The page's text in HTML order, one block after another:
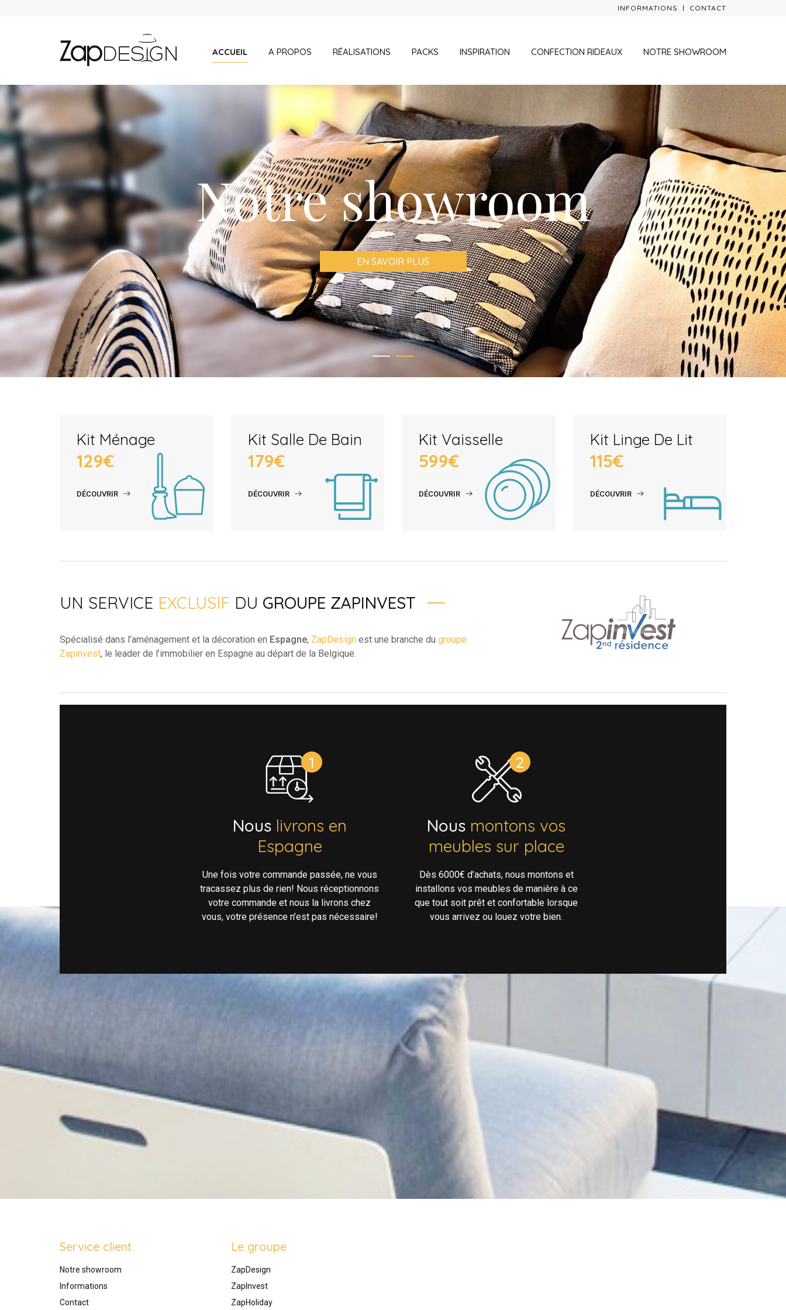
INFORMATIONS CONTACT
ACCUEIL A PROPOS RÉALISATIONS PACKS INSPIRATION CONFECTION RIDEAUX NOTRE SHOWROOM
Notre showroom
EN SAVOIR PLUS
Kit Ménage
129€
DÉCOUVRIR
Kit Salle De Bain
179€
DÉCOUVRIR
Kit Vaisselle
599€
DÉCOUVRIR
Kit Linge De Lit
115€
DÉCOUVRIR
UN SERVICE EXCLUSIF DU GROUPE ZAPINVEST
Spécialisé dans l’aménagement et la décoration en Espagne, ZapDesign est une branche du groupe
Zapinvest, le leader de l’immobilier en Espagne au départ de la Belgique.
Nous livrons en
Espagne
Une fois votre commande passée, ne vous
tracassez plus de rien! Nous réceptionnons
votre commande et nous la livrons chez
vous, votre présence n’est pas nécessaire!
Nous montons vos
meubles sur place
Dès 6000€ d’achats, nous montons et
installons vos meubles de manière à ce
que tout soit prêt et confortable lorsque
vous arrivez ou louez votre bien.
Service client
Notre showroom
Informations
Contact
Le groupe
ZapDesign
ZapInvest
ZapHoliday